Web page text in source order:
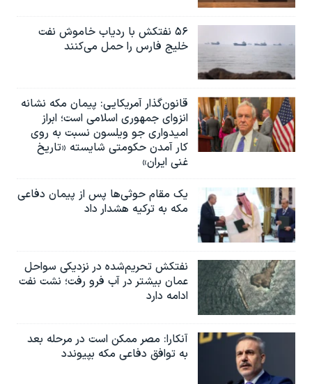
۵۶ نفتکش با ردیاب خاموش نفت
خلیج فارس را حمل می‌کنند
قانون‌گذار آمریکایی: پیمان مکه نشانه
انزوای جمهوری اسلامی است؛ ابراز
امیدواری جو ویلسون نسبت به روی
کار آمدن حکومتی شایسته «تاریخ
غنی ایران»
یک مقام حوثی‌ها پس از پیمان دفاعی
مکه به ترکیه هشدار داد
نفتکش تحریم‌شده در نزدیکی سواحل
عمان بیشتر در آب فرو رفت؛ نشت نفت
ادامه دارد
آنکارا: مصر ممکن است در مرحله بعد
به توافق دفاعی مکه بپیوندد